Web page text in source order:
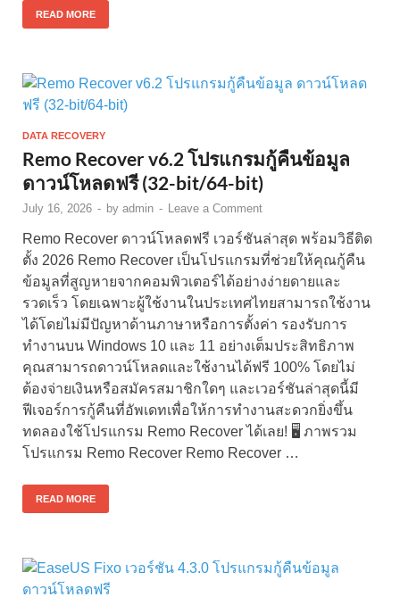
READ MORE
DATA RECOVERY
Remo Recover v6.2 โปรแกรมกู้คืนข้อมูล
ดาวน์โหลดฟรี (32-bit/64-bit)
July 16, 2026 - by admin - Leave a Comment
Remo Recover ดาวน์โหลดฟรี เวอร์ชันล่าสุด พร้อมวิธีติด
ตั้ง 2026 Remo Recover เป็นโปรแกรมที่ช่วยให้คุณกู้คืน
ข้อมูลที่สูญหายจากคอมพิวเตอร์ได้อย่างง่ายดายและ
รวดเร็ว โดยเฉพาะผู้ใช้งานในประเทศไทยสามารถใช้งาน
ได้โดยไม่มีปัญหาด้านภาษาหรือการตั้งค่า รองรับการ
ทำงานบน Windows 10 และ 11 อย่างเต็มประสิทธิภาพ
คุณสามารถดาวน์โหลดและใช้งานได้ฟรี 100% โดยไม่
ต้องจ่ายเงินหรือสมัครสมาชิกใดๆ และเวอร์ชันล่าสุดนี้มี
ฟีเจอร์การกู้คืนที่อัพเดทเพื่อให้การทำงานสะดวกยิ่งขึ้น
ทดลองใช้โปรแกรม Remo Recover ได้เลย! 🖥️ ภาพรวม
โปรแกรม Remo Recover Remo Recover …
READ MORE